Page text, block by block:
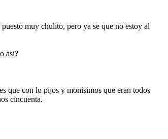
muy chulito, pero ya se que no estoy al
asi?
que con lo pijos y monisimos que eran todos
cincuenta.